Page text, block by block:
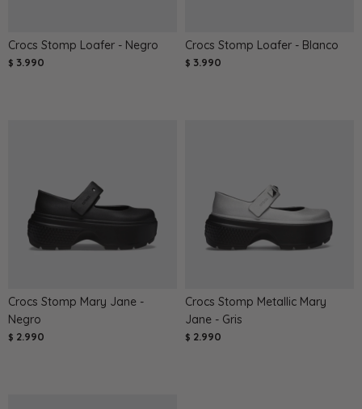
Crocs Stomp Loafer - Negro
$ 3.990
Crocs Stomp Loafer - Blanco
$ 3.990
Crocs Stomp Mary Jane -
Negro
$ 2.990
Crocs Stomp Metallic Mary
Jane - Gris
$ 2.990